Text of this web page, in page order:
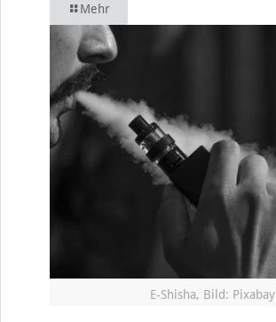
Mehr
E-Shisha, Bild: Pixabay